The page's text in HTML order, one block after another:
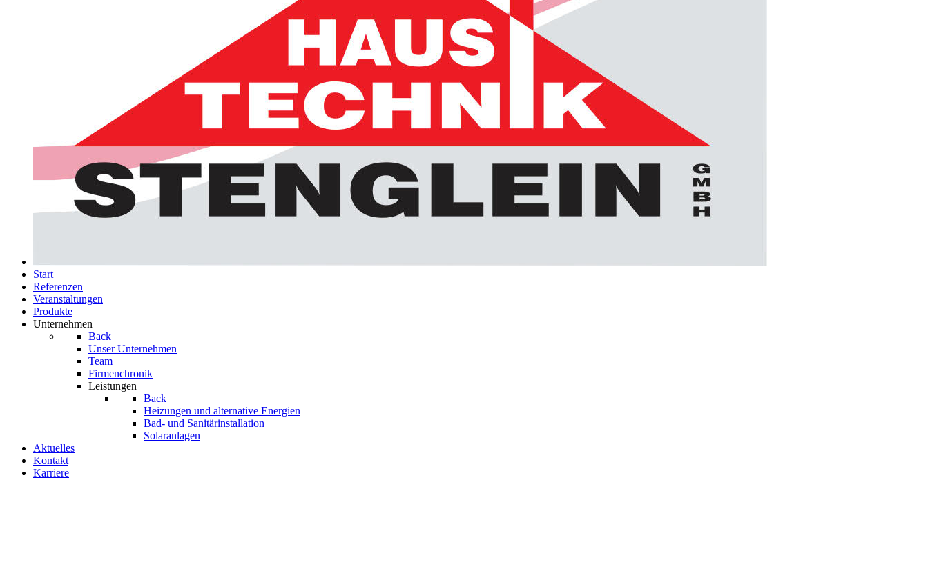
Start
Referenzen
Veranstal­tungen
Produkte
Unternehmen
Back
Unser Unternehmen
Team
Firmenchronik
Leistungen
Back
Heizungen und alternative Energien
Bad- und Sanitär­­instal­­lation
Solaranlagen
Aktuelles
Kontakt
Karriere